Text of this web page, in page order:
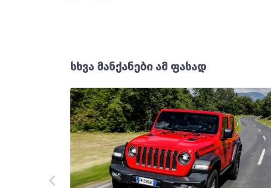
სხვა მანქანები ამ ფასად